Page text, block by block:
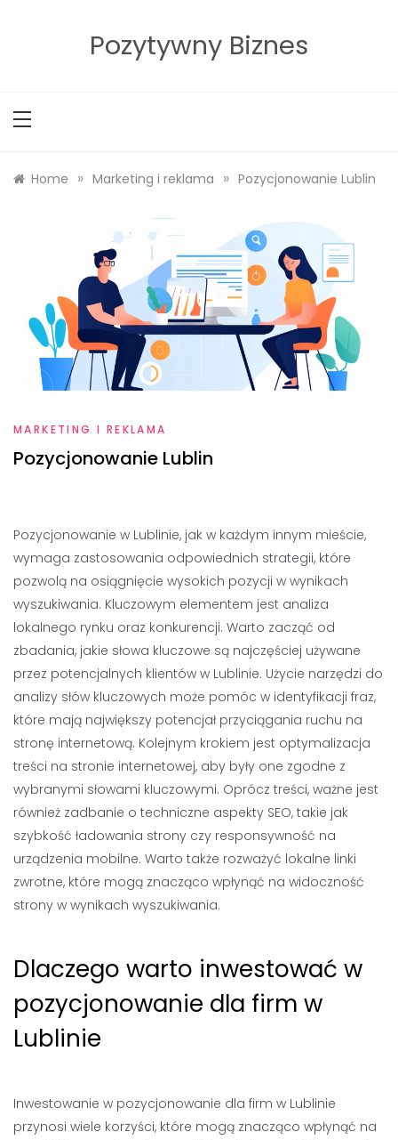
Pozytywny Biznes
Home » Marketing i reklama » Pozycjonowanie Lublin
MARKETING I REKLAMA
Pozycjonowanie Lublin
Pozycjonowanie w Lublinie, jak w każdym innym mieście,
wymaga zastosowania odpowiednich strategii, które
pozwolą na osiągnięcie wysokich pozycji w wynikach
wyszukiwania. Kluczowym elementem jest analiza
lokalnego rynku oraz konkurencji. Warto zacząć od
zbadania, jakie słowa kluczowe są najczęściej używane
przez potencjalnych klientów w Lublinie. Użycie narzędzi do
analizy słów kluczowych może pomóc w identyfikacji fraz,
które mają największy potencjał przyciągania ruchu na
stronę internetową. Kolejnym krokiem jest optymalizacja
treści na stronie internetowej, aby były one zgodne z
wybranymi słowami kluczowymi. Oprócz treści, ważne jest
również zadbanie o techniczne aspekty SEO, takie jak
szybkość ładowania strony czy responsywność na
urządzenia mobilne. Warto także rozważyć lokalne linki
zwrotne, które mogą znacząco wpłynąć na widoczność
strony w wynikach wyszukiwania.
Dlaczego warto inwestować w
pozycjonowanie dla firm w
Lublinie
Inwestowanie w pozycjonowanie dla firm w Lublinie
przynosi wiele korzyści, które mogą znacząco wpłynąć na